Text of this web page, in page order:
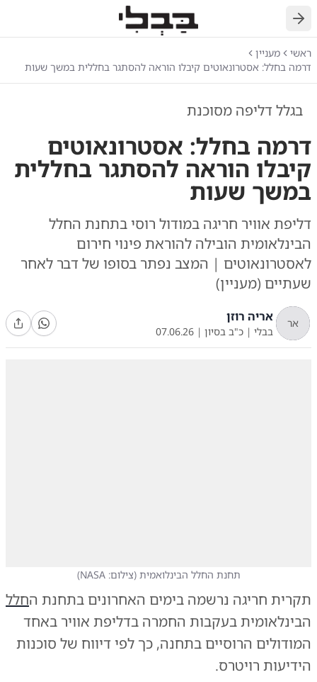
חזרה
ראשי
מעניין
דרמה בחלל: אסטרונאוטים קיבלו הוראה להסתגר בחללית במשך שעות
בגלל דליפה מסוכנת
דרמה בחלל: אסטרונאוטים
קיבלו הוראה להסתגר בחללית
במשך שעות
דליפת אוויר חריגה במודול רוסי בתחנת החלל
הבינלאומית הובילה להוראת פינוי חירום
לאסטרונאוטים | המצב נפתר בסופו של דבר לאחר
שעתיים (מעניין)
אר אריה רוזן
בבלי | כ"ב בסיון |
07.06.26
תחנת החלל הבינלואמית (צילום: NASA )
תקרית חריגה נרשמה בימים האחרונים בתחנת החלל
הבינלאומית בעקבות החמרה בדליפת אוויר באחד
המודולים הרוסיים בתחנה, כך לפי דיווח של סוכנות
הידיעות רויטרס.